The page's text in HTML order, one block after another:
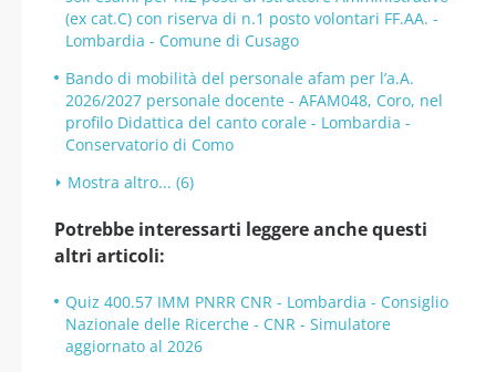
(ex cat.C) con riserva di n.1 posto volontari FF.AA. -
Lombardia - Comune di Cusago
Bando di mobilità del personale afam per l’a.A.
2026/2027 personale docente - AFAM048, Coro, nel
profilo Didattica del canto corale - Lombardia -
Conservatorio di Como
Mostra altro... (6)
Potrebbe interessarti leggere anche questi
altri articoli:
Quiz 400.57 IMM PNRR CNR - Lombardia - Consiglio
Nazionale delle Ricerche - CNR - Simulatore
aggiornato al 2026